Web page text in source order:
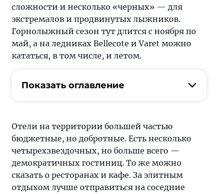
сложности и несколько «черных» — для
экстремалов и продвинутых лыжников.
Горнолыжный сезон тут длится с ноября по
май, а на ледниках Bellecote и Varet можно
кататься, в том числе, и летом.
Показать оглавление
Отели на территории большей частью
бюджетные, но добротные. Есть несколько
четырехзвездочных, но больше всего —
демократичных гостиниц. То же можно
сказать о ресторанах и кафе. За элитным
отдыхом лучше отправиться на соседние